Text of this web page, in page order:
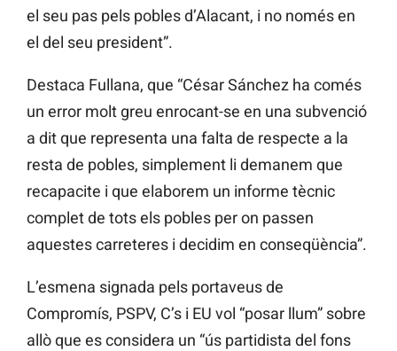
el seu pas pels pobles d’Alacant, i no només en
el del seu president”.
Destaca Fullana, que “César Sánchez ha comés
un error molt greu enrocant-se en una subvenció
a dit que representa una falta de respecte a la
resta de pobles, simplement li demanem que
recapacite i que elaborem un informe tècnic
complet de tots els pobles per on passen
aquestes carreteres i decidim en conseqüència”.
L’esmena signada pels portaveus de
Compromís, PSPV, C’s i EU vol “posar llum” sobre
allò que es considera un “ús partidista del fons